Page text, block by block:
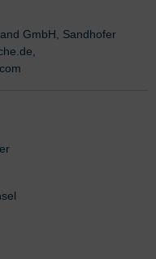
GmbH, Sandhofer